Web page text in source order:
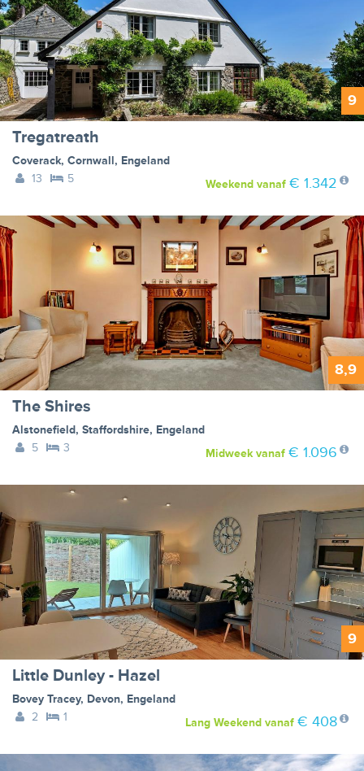
9
Tregatreath
Coverack, Cornwall, Engeland
13
5 Weekendvanaf € 1.342
8,9
The Shires
Alstonefield, Staffordshire, Engeland
5
3 Midweekvanaf € 1.096
9
Little Dunley - Hazel
Bovey Tracey, Devon, Engeland
2
1 Lang Weekendvanaf € 408